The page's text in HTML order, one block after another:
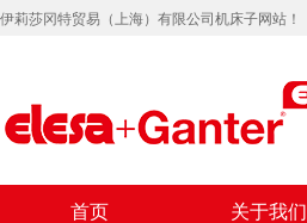
伊莉莎冈特贸易（上海）有限公司机床子网站！
首页 关于我们